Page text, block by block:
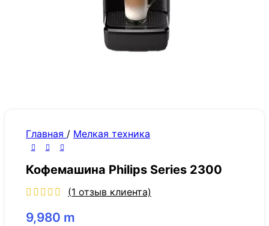
Главная / Мелкая техника
Кофемашина Philips Series 2300
(1 отзыв клиента)
9,980 m